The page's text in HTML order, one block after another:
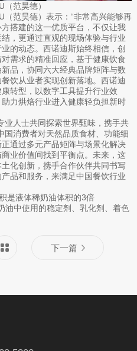
范昊德）
范昊德）表示：“非常高兴能够再
搭建的这一优质平台，不仅让我
，更通过直观的现场体验与行业
的动态。西诺迪斯始终相信，创
需求的精准回应，基于健康饮食
品，协同六大经典品牌矩阵与数
饮从业者实现创新落地。西诺迪
转型，以数字工具提升行业效
力烘焙行业进入健康轻负担新时
业人士共同探索世界甄味，携手共
国消费者对天然品质食材、功能细
通过多元产品矩阵与场景化解决
业价值间找到平衡点。未来，这
化创新，携手合作伙伴共同书写
品和服务，来满足中国餐饮行业
是液体稀奶油体积的3倍
油中使用的稳定剂、乳化剂、着色
下一篇